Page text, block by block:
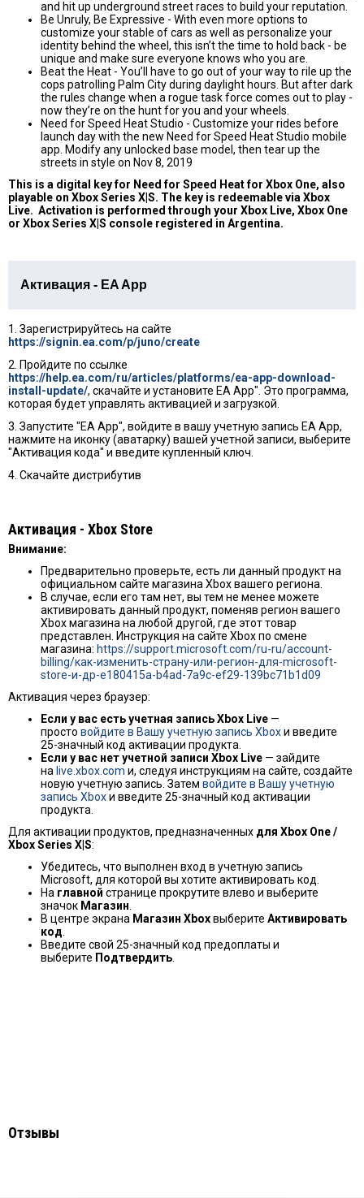
and hit up underground street races to build your reputation.
Be Unruly, Be Expressive - With even more options to
customize your stable of cars as well as personalize your
identity behind the wheel, this isn’t the time to hold back - be
unique and make sure everyone knows who you are.
Beat the Heat - You’ll have to go out of your way to rile up the
cops patrolling Palm City during daylight hours. But after dark
the rules change when a rogue task force comes out to play -
now they’re on the hunt for you and your wheels.
Need for Speed Heat Studio - Customize your rides before
launch day with the new Need for Speed Heat Studio mobile
app. Modify any unlocked base model, then tear up the
streets in style on Nov 8, 2019
This is a digital key for Need for Speed Heat for Xbox One, also
playable on Xbox Series X|S. The key is redeemable via Xbox
Live. Activation is performed through your Xbox Live, Xbox One
or Xbox Series X|S console registered in Argentina.
Активация - EA App
1. Зарегистрируйтесь на сайте
https://signin.ea.com/p/juno/create
2. Пройдите по ссылке
https://help.ea.com/ru/articles/platforms/ea-app-download-
install-update/, скачайте и установите EA App". Это программа,
которая будет управлять активацией и загрузкой.
3. Запустите "EA App", войдите в вашу учетную запись EA App,
нажмите на иконку (аватарку) вашей учетной записи, выберите
"Активация кода" и введите купленный ключ.
4. Скачайте дистрибутив
Активация - Хbox Store
Внимание:
Предварительно проверьте, есть ли данный продукт на
официальном сайте магазина Xbox вашего региона.
В случае, если его там нет, вы тем не менее можете
активировать данный продукт, поменяв регион вашего
Xbox магазина на любой другой, где этот товар
представлен. Инструкция на сайте Xbox по смене
магазина: https://support.microsoft.com/ru-ru/account-
billing/как-изменить-страну-или-регион-для-microsoft-
store-и-др-e180415a-b4ad-7a9c-ef29-139bc71b1d09
Активация через браузер:
Если у вас есть учетная запись Xbox Live —
просто войдите в Вашу учетную запись Xboxи введите
25-значный код активации продукта.
Если у вас нет учетной записи Xbox Live — зайдите
на live.xbox.com и, следуя инструкциям на сайте, создайте
новую учетную запись. Затем войдите в Вашу учетную
запись Xboxи введите 25-значный код активации
продукта.
Для активации продуктов, предназначенных для Xbox One /
Xbox Series X|S:
Убедитесь, что выполнен вход в учетную запись
Microsoft, для которой вы хотите активировать код.
На главной странице прокрутите влево и выберите
значок Магазин
В центре экрана Магазин Xboxвыберите Активировать
код
Введите свой 25-значный код предоплаты и
выберите Подтвердить
Отзывы